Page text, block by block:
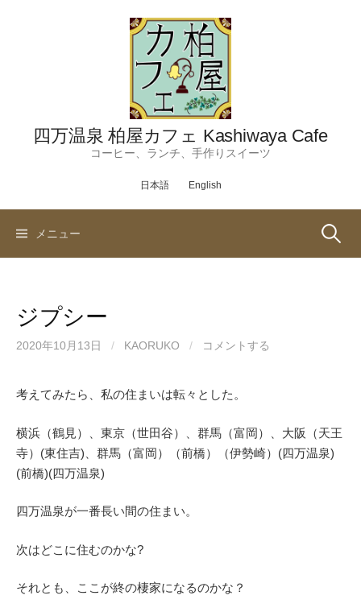
四万温泉 柏屋カフェ Kashiwaya Cafe
コーヒー、ランチ、手作りスイーツ
日本語 English
メニュー 検
ジプシー
2020年10月13日 / KAORUKO / コメントする
考えてみたら、私の住まいは転々とした。
横浜（鶴見）、東京（世田谷）、群馬（富岡）、大阪（天王
寺）(東住吉)、群馬（富岡）（前橋）（伊勢崎）(四万温泉)
(前橋)(四万温泉)
四万温泉が一番長い間の住まい。
次はどこに住むのかな?
それとも、ここが終の棲家になるのかな？